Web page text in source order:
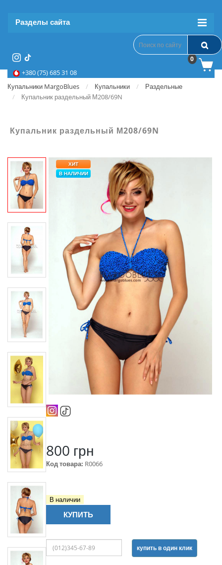
Разделы сайта
+380 (75) 685 31 08
0
Купальники MargoBlues Купальники
Раздельные
Купальник раздельный М208/69N
Купальник раздельный М208/69N
ХИТ
В НАЛИЧИИ
800 грн
Код товара: R0066
В наличии
КУПИТЬ
купить в один клик